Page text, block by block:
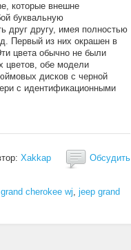
которые внешне
буквальную
друг другу, имея полностью
Первый из них окрашен в
цвета обычно не были
цветов, обе модели
дисков с черной
с идентификационными
Xakkap Обсудить
cherokee wj, jeep grand